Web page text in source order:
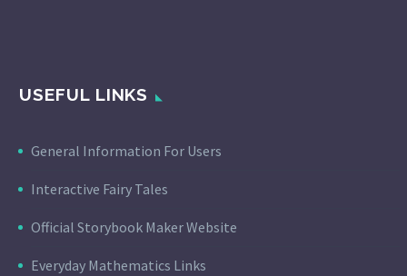
USEFUL LINKS
General Information For Users
Interactive Fairy Tales
Official Storybook Maker Website
Everyday Mathematics Links